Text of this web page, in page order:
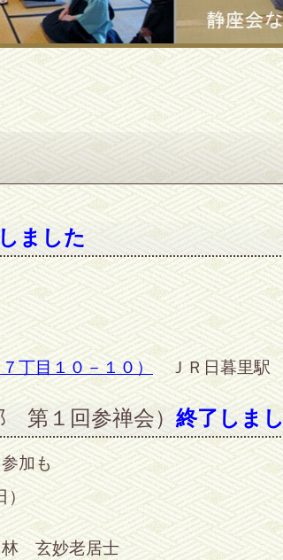
ました
丁目１０－１０）ＪＲ日暮里駅
第１回参禅会）終了しま
加も
）
玄妙老居士